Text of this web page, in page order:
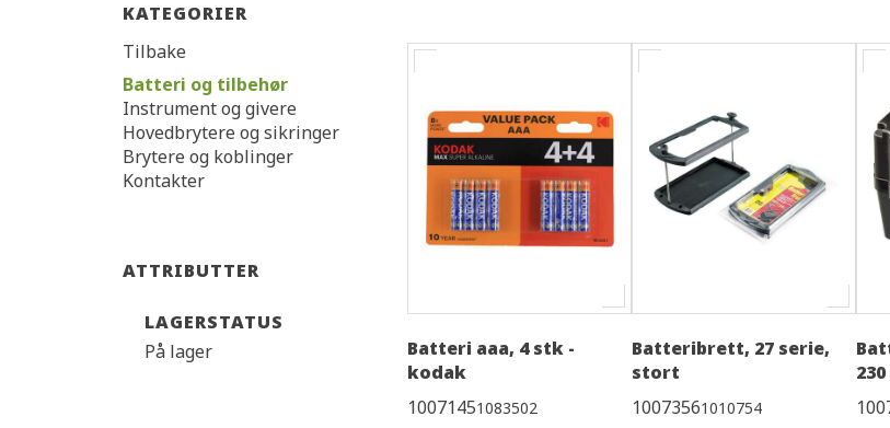
KATEGORIER
Tilbake
Batteri og tilbehør
Instrument og givere
Hovedbrytere og sikringer
Brytere og koblinger
Kontakter
ATTRIBUTTER
LAGERSTATUS
På lager
Batteri aaa, 4 stk -
kodak
10071451083502
Batteribrett, 27 serie,
stort
10073561010754